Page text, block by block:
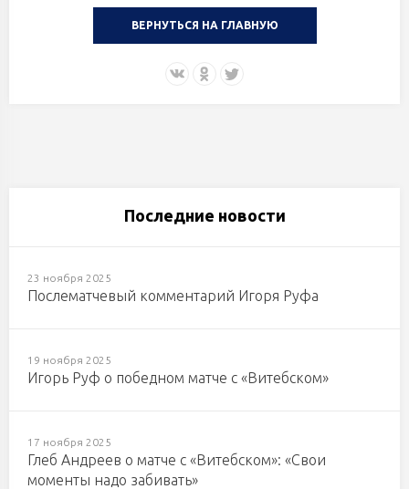
ВЕРНУТЬСЯ НА ГЛАВНУЮ
Последние новости
23 ноября 2025
Послематчевый комментарий Игоря Руфа
19 ноября 2025
Игорь Руф о победном матче с «Витебском»
17 ноября 2025
Глеб Андреев о матче с «Витебском»: «Свои
моменты надо забивать»